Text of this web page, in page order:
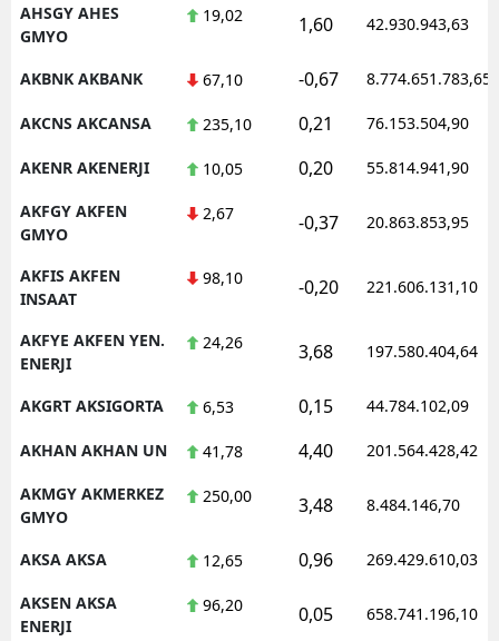
AHSGY AHES
GMYO
19,02 1,60 42.930.943,63
AKBNK AKBANK 67,10 -0,67 8.774.651.783,65
AKCNS AKCANSA 235,10 0,21 76.153.504,90
AKENR AKENERJI 10,05 0,20 55.814.941,90
AKFGY AKFEN
GMYO
2,67 -0,37 20.863.853,95
AKFIS AKFEN
INSAAT
98,10 -0,20 221.606.131,10
AKFYE AKFEN YEN.
ENERJI
24,26 3,68 197.580.404,64
AKGRT AKSIGORTA 6,53 0,15 44.784.102,09
AKHAN AKHAN UN 41,78 4,40 201.564.428,42
AKMGY AKMERKEZ
GMYO
250,00 3,48 8.484.146,70
AKSA AKSA 12,65 0,96 269.429.610,03
AKSEN AKSA
ENERJI
96,20 0,05 658.741.196,10